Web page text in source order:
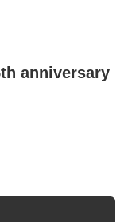
anniversary